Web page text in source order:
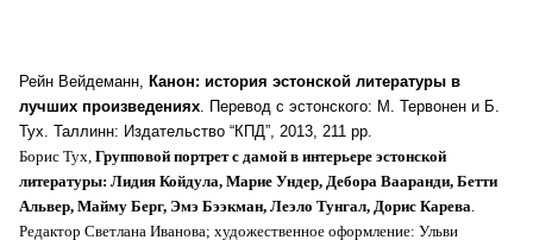
Рейн Вейдеманн, Канон: история эстонской литературы в
лучших произведениях. Перевод с эстонского: М. Тервонен и Б.
Тух. Таллинн: Издательство “КПД”, 2013, 211 pp.
Борис Тух, Групповой портрет с дамой в интерьере эстонской
литературы: Лидия Койдула, Марие Ундер, Дебора Вааранди, Бетти
Альвер, Майму Берг, Эмэ Бээкман, Леэло Тунгал, Дорис Карева.
Редактор Светлана Иванова; художественное оформление: Ульви